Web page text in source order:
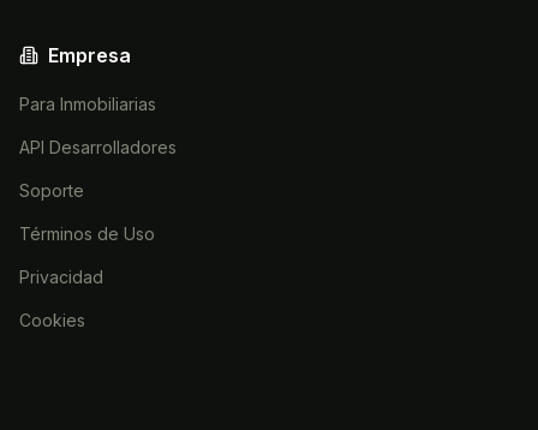
Empresa
Para Inmobiliarias
API Desarrolladores
Soporte
Términos de Uso
Privacidad
Cookies